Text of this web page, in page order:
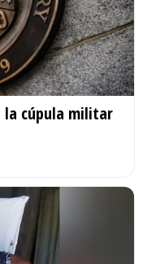
la cúpula militar